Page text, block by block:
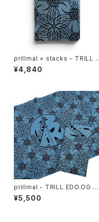
prillmal × stacks - TRILL E
DO.OG BOOKCOVER
¥4,840
prillmal - TRILL EDO.OG 手
拭い
¥5,500